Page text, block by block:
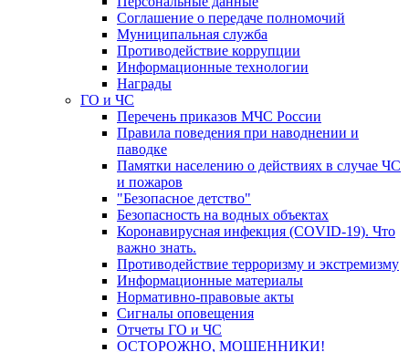
Соглашение о передаче полномочий
Муниципальная служба
Противодействие коррупции
Информационные технологии
Награды
ГО и ЧС
Перечень приказов МЧС России
Правила поведения при наводнении и
паводке
Памятки населению о действиях в случае ЧС
и пожаров
"Безопасное детство"
Безопасность на водных объектах
Коронавирусная инфекция (COVID-19). Что
важно знать.
Противодействие терроризму и экстремизму
Информационные материалы
Нормативно-правовые акты
Сигналы оповещения
Отчеты ГО и ЧС
ОСТОРОЖНО, МОШЕННИКИ!